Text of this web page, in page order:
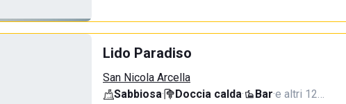
Lido Paradiso
San Nicola Arcella
Sabbiosa· Doccia calda· Bar·e altri 12…